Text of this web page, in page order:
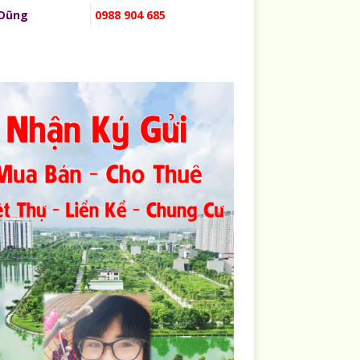
0988 904 685